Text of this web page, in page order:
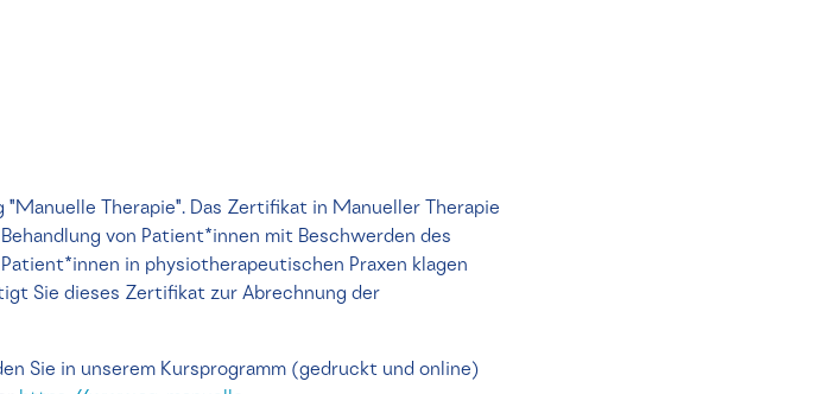
Therapie". Das Zertifikat in Manueller Therapie
von Patient*innen mit Beschwerden des
in physiotherapeutischen Praxen klagen
Sie dieses Zertifikat zur Abrechnung der
Sie in unserem Kursprogramm (gedruckt und online)